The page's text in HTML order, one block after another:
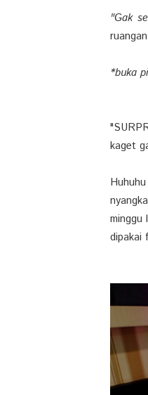
"Gak
*buka
kaget
minggu
dipakai